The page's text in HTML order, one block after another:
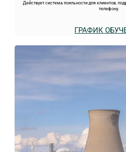
Действует система лояльности для клиентов,
телефону.
ГРАФИК